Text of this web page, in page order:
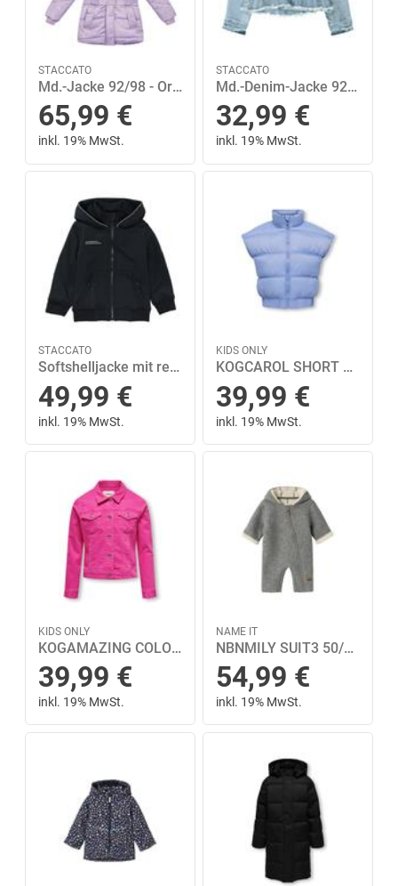
STACCATO
Md.-Jacke 92/98 - Orchid Aop
65,99 €
inkl. 19% MwSt.
STACCATO
Md.-Denim-Jacke 92/98 - Light Blue Denim
32,99 €
inkl. 19% MwSt.
STACCATO
Softshelljacke mit reflektierenden Details 104/110 - Dark Navy
49,99 €
inkl. 19% MwSt.
KIDS ONLY
KOGCAROL SHORT PUFFER WAISTCOAT OTW 152 - Grapemist
39,99 €
inkl. 19% MwSt.
KIDS ONLY
KOGAMAZING COLORED JACKET PNT 158 - Raspberry Rose
39,99 €
inkl. 19% MwSt.
NAME IT
NBNMILY SUIT3 50/56 - Grey Melange
54,99 €
inkl. 19% MwSt.